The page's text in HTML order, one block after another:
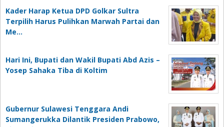
Kader Harap Ketua DPD Golkar Sultra
Terpilih Harus Pulihkan Marwah Partai dan
Me…
Hari Ini, Bupati dan Wakil Bupati Abd Azis –
Yosep Sahaka Tiba di Koltim
Gubernur Sulawesi Tenggara Andi
Sumangerukka Dilantik Presiden Prabowo,